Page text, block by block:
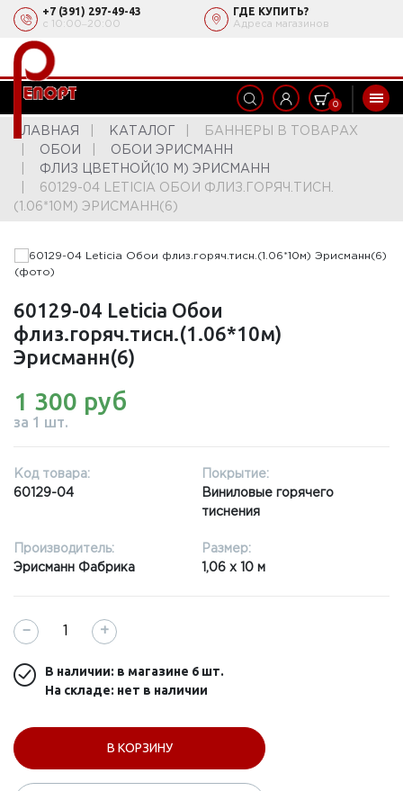
+7 (391) 297-49-43
с 10:00‒20:00
ГДЕ КУПИТЬ?
Адреса магазинов
0
ГЛАВНАЯ КАТАЛОГ
БАННЕРЫ В ТОВАРАХ
ОБОИ
ОБОИ ЭРИСМАНН
ФЛИЗ ЦВЕТНОЙ(10 М) ЭРИСМАНН
60129-04 LETICIA ОБОИ ФЛИЗ.ГОРЯЧ.ТИСН.
(1.06*10М) ЭРИСМАНН(6)
60129-04 Leticia Обои
флиз.горяч.тисн.(1.06*10м)
Эрисманн(6)
1 300 руб
за 1 шт.
Код товара:
60129-04
Покрытие:
Виниловые горячего
тиснения
Производитель:
Эрисманн Фабрика
Размер:
1,06 x 10 м
− +
В наличии: в магазине 6 шт.
На складе: нет в наличии
В КОРЗИНУ